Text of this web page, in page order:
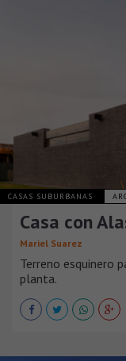
CASAS SUBURBANAS
Casa con
Mariel Suarez
Terreno esquinero
planta.